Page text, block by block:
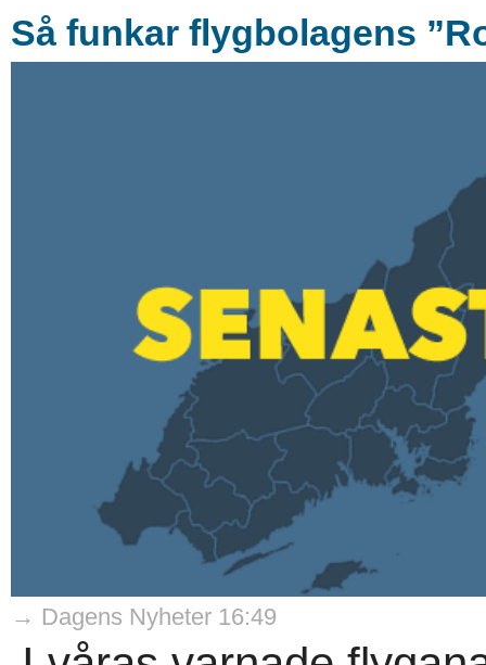
Så funkar flygbolagens
→ Dagens Nyheter 16:49